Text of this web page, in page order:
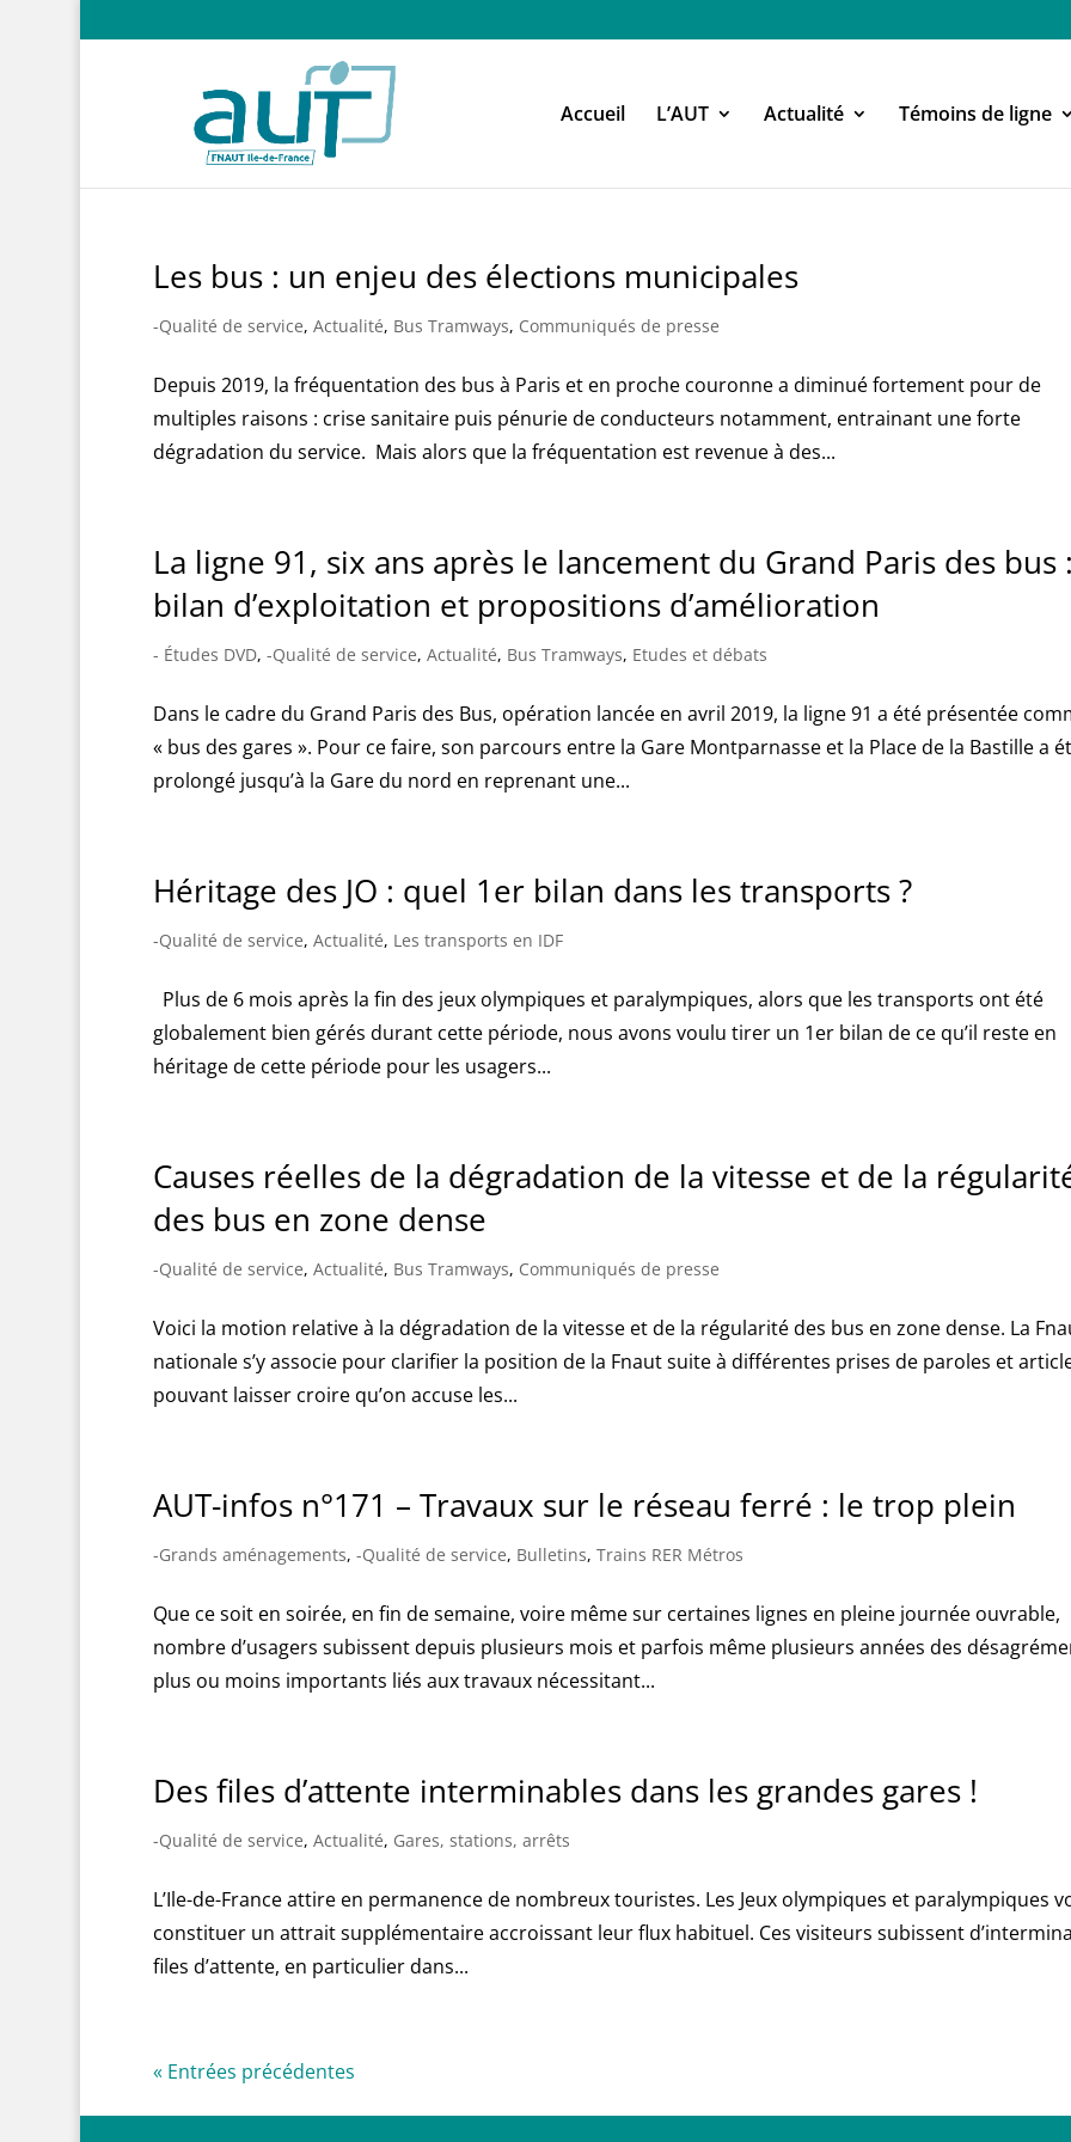
Accueil L’AUT Actualité Témoins de ligne
Les bus : un enjeu des élections municipales
-Qualité de service, Actualité, Bus Tramways, Communiqués de presse
Depuis 2019, la fréquentation des bus à Paris et en proche couronne a diminué fortement pour de
multiples raisons : crise sanitaire puis pénurie de conducteurs notamment, entrainant une forte
dégradation du service. Mais alors que la fréquentation est revenue à des...
La ligne 91, six ans après le lancement du Grand Paris des bus :
bilan d’exploitation et propositions d’amélioration
- Études DVD, -Qualité de service, Actualité, Bus Tramways, Etudes et débats
Dans le cadre du Grand Paris des Bus, opération lancée en avril 2019, la ligne 91 a été présentée
« bus des gares ». Pour ce faire, son parcours entre la Gare Montparnasse et la Place de la Bastille a
prolongé jusqu’à la Gare du nord en reprenant une...
Héritage des JO : quel 1er bilan dans les transports ?
-Qualité de service, Actualité, Les transports en IDF
Plus de 6 mois après la fin des jeux olympiques et paralympiques, alors que les transports ont été
globalement bien gérés durant cette période, nous avons voulu tirer un 1er bilan de ce qu’il reste en
héritage de cette période pour les usagers...
Causes réelles de la dégradation de la vitesse et de la
des bus en zone dense
-Qualité de service, Actualité, Bus Tramways, Communiqués de presse
Voici la motion relative à la dégradation de la vitesse et de la régularité des bus en zone dense. La
nationale s’y associe pour clarifier la position de la Fnaut suite à différentes prises de paroles et
pouvant laisser croire qu’on accuse les...
AUT-infos n°171 – Travaux sur le réseau ferré : le trop plein
-Grands aménagements, -Qualité de service, Bulletins, Trains RER Métros
Que ce soit en soirée, en fin de semaine, voire même sur certaines lignes en pleine journée ouvrable,
nombre d’usagers subissent depuis plusieurs mois et parfois même plusieurs années des
plus ou moins importants liés aux travaux nécessitant...
Des files d’attente interminables dans les grandes gares !
-Qualité de service, Actualité, Gares, stations, arrêts
L’Ile-de-France attire en permanence de nombreux touristes. Les Jeux olympiques et paralympiques
constituer un attrait supplémentaire accroissant leur flux habituel. Ces visiteurs subissent
files d’attente, en particulier dans...
« Entrées précédentes